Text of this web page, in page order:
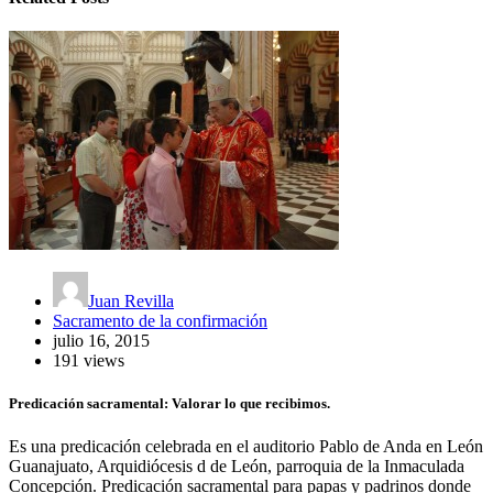
Juan Revilla
Sacramento de la confirmación
julio 16, 2015
191 views
Predicación sacramental: Valorar lo que recibimos.
Es una predicación celebrada en el auditorio Pablo de Anda en León
Guanajuato, Arquidiócesis d de León, parroquia de la Inmaculada
Concepción. Predicación sacramental para papas y padrinos donde